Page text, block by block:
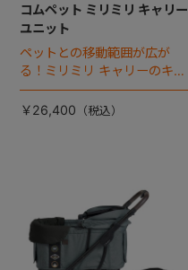
コムペット ミリミリ キャリー
ユニット
ペットとの移動範囲が広が
る！ミリミリ キャリーのキャ
リー部単品が登場！
￥26,400